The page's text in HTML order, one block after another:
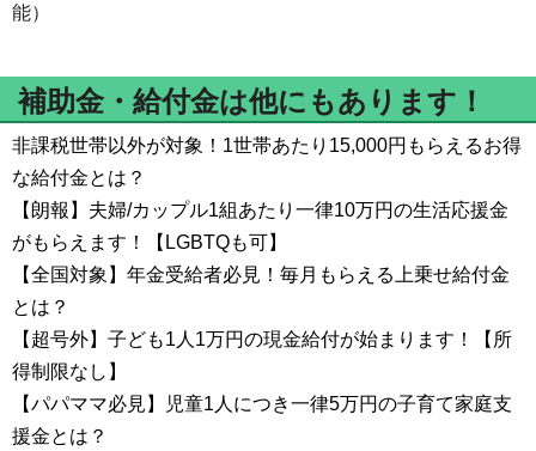
能）
補助金・給付金は他にもあります！
非課税世帯以外が対象！1世帯あたり15,000円もらえるお得
な給付金とは？
【朗報】夫婦/カップル1組あたり一律10万円の生活応援金
がもらえます！【LGBTQも可】
【全国対象】年金受給者必見！毎月もらえる上乗せ給付金
とは？
【超号外】子ども1人1万円の現金給付が始まります！【所
得制限なし】
【パパママ必見】児童1人につき一律5万円の子育て家庭支
援金とは？